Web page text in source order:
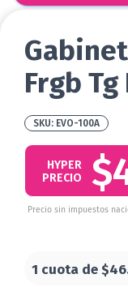
Frgb
EVO-100A
HYPER
PRECIO
Precio sin impuestos
1 cuota de